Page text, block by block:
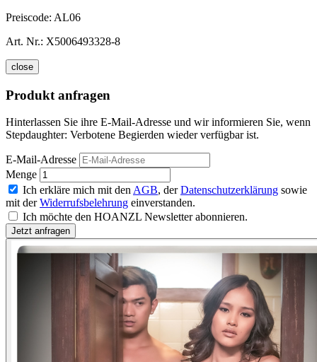
Preiscode: AL06
Art. Nr.: X5006493328-8
close
Produkt anfragen
Hinterlassen Sie ihre E-Mail-Adresse und wir informieren Sie, wenn
Stepdaughter: Verbotene Begierden wieder verfügbar ist.
E-Mail-Adresse
Menge
Ich erkläre mich mit den AGB, derDatenschutzerklärung sowie
mit derWiderrufsbelehrung einverstanden.
Ich möchte den HOANZL Newsletter abonnieren.